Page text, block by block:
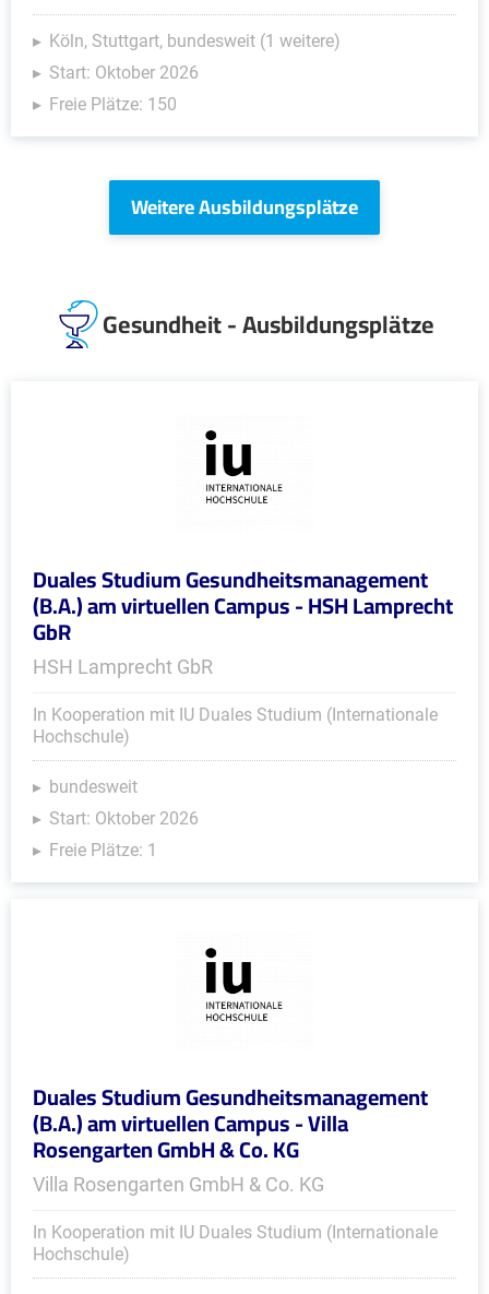
Köln, Stuttgart, bundesweit (1 weitere)
Start: Oktober 2026
Freie Plätze: 150
Weitere Ausbildungsplätze
Gesundheit - Ausbildungsplätze
Duales Studium Gesundheitsmanagement
(B.A.) am virtuellen Campus - HSH Lamprecht
GbR
HSH Lamprecht GbR
In Kooperation mit IU Duales Studium (Internationale
Hochschule)
bundesweit
Start: Oktober 2026
Freie Plätze: 1
Duales Studium Gesundheitsmanagement
(B.A.) am virtuellen Campus - Villa
Rosengarten GmbH & Co. KG
Villa Rosengarten GmbH & Co. KG
In Kooperation mit IU Duales Studium (Internationale
Hochschule)